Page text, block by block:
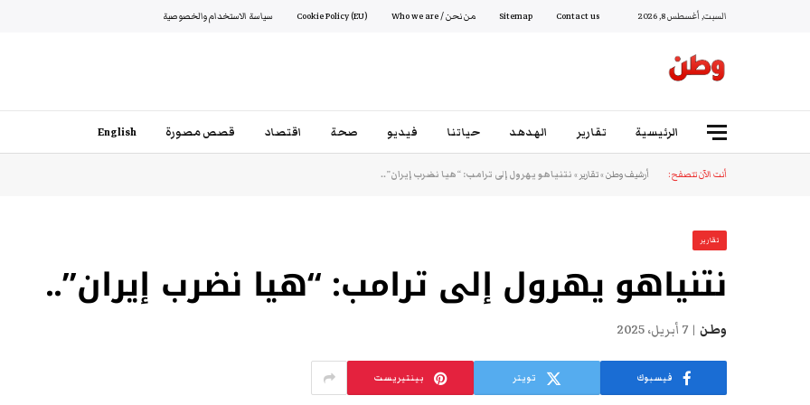
السبت, أغسطس 8, 2026 Contact us
Sitemap من نحن / Who we are Cookie Policy (EU) سياسة الاستخدام والخصوصية
الرئيسية تقارير الهدهد حياتنا فيديو صحة اقتصاد قصص مصورة English
أنت الآن تتصفح: أرشيف وطن»تقارير»نتنياهو يهرول إلى ترامب: “هيا نضرب إيران”..
تقارير
نتنياهو يهرول إلى ترامب: “هيا نضرب إيران”..
وطن 7 أبريل، 2025
فيسبوك تويتر بينتيريست